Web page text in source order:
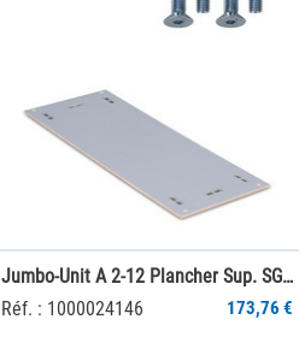
Jumbo-Unit A 2-12 Plancher Sup. SGR PS
Réf. : 1000024146
173,76 €